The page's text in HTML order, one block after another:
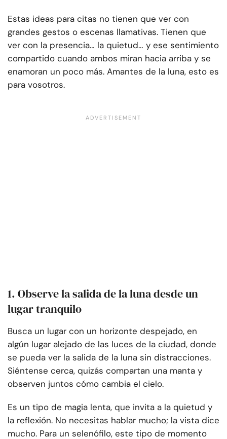
Estas ideas para citas no tienen que ver con
grandes gestos o escenas llamativas. Tienen que
ver con la presencia… la quietud… y ese sentimiento
compartido cuando ambos miran hacia arriba y se
enamoran un poco más. Amantes de la luna, esto es
para vosotros.
1. Observe la salida de la luna desde un
lugar tranquilo
Busca un lugar con un horizonte despejado, en
algún lugar alejado de las luces de la ciudad, donde
se pueda ver la salida de la luna sin distracciones.
Siéntense cerca, quizás compartan una manta y
observen juntos cómo cambia el cielo.
Es un tipo de magia lenta, que invita a la quietud y
la reflexión. No necesitas hablar mucho; la vista dice
mucho. Para un selenófilo, este tipo de momento